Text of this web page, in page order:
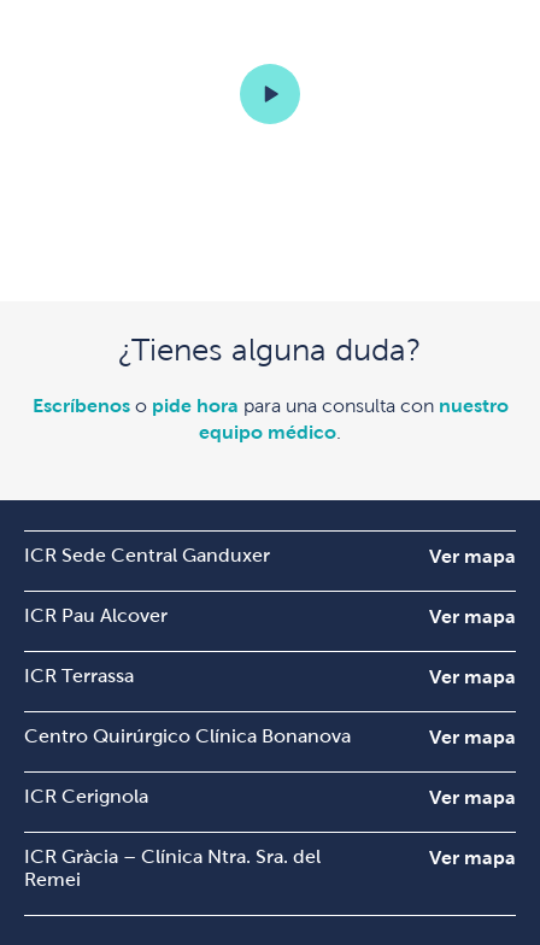
¿Tienes alguna duda?
Escríbenoso pide hora para una consulta con nuestro
equipo médico
ICR Sede Central Ganduxer Ver mapa
ICR Pau Alcover Ver mapa
ICR Terrassa Ver mapa
Centro Quirúrgico Clínica Bonanova Ver mapa
ICR Cerignola Ver mapa
ICR Gràcia – Clínica Ntra. Sra. del
Remei
Ver mapa